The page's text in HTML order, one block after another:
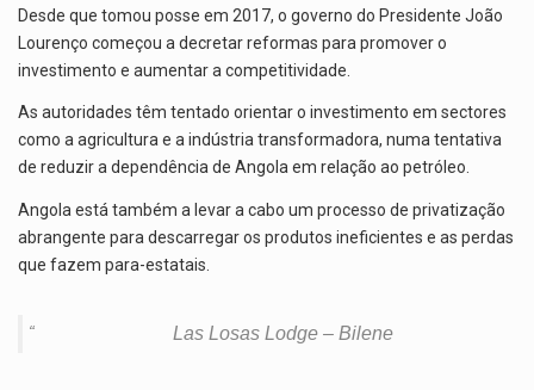
Desde que tomou posse em 2017, o governo do Presidente João
Lourenço começou a decretar reformas para promover o
investimento e aumentar a competitividade.
As autoridades têm tentado orientar o investimento em sectores
como a agricultura e a indústria transformadora, numa tentativa
de reduzir a dependência de Angola em relação ao petróleo.
Angola está também a levar a cabo um processo de privatização
abrangente para descarregar os produtos ineficientes e as perdas
que fazem para-estatais.
Las Losas Lodge – Bilene